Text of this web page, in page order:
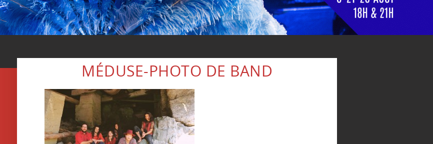
MÉDUSE-PHOTO DE BAND